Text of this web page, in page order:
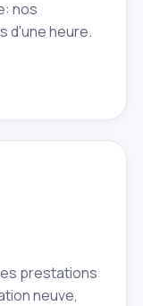
nos
d'une heure.
prestations
neuve,